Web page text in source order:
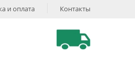
и оплата Контакты